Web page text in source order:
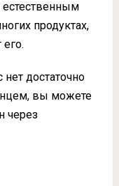
естественным
продуктах,
его.
достаточно
вы можете
через